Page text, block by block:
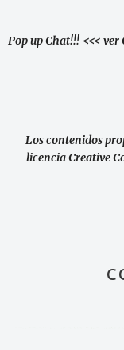
Pop up Chat!!! <<< ver
Los contenidos
licencia Creative